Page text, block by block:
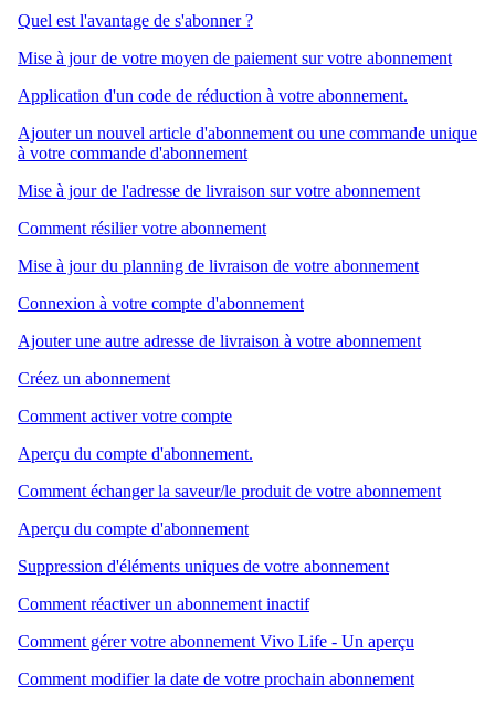
Quel est l'avantage de s'abonner ?
Mise à jour de votre moyen de paiement sur votre abonnement
Application d'un code de réduction à votre abonnement.
Ajouter un nouvel article d'abonnement ou une commande unique
à votre commande d'abonnement
Mise à jour de l'adresse de livraison sur votre abonnement
Comment résilier votre abonnement
Mise à jour du planning de livraison de votre abonnement
Connexion à votre compte d'abonnement
Ajouter une autre adresse de livraison à votre abonnement
Créez un abonnement
Comment activer votre compte
Aperçu du compte d'abonnement.
Comment échanger la saveur/le produit de votre abonnement
Aperçu du compte d'abonnement
Suppression d'éléments uniques de votre abonnement
Comment réactiver un abonnement inactif
Comment gérer votre abonnement Vivo Life - Un aperçu
Comment modifier la date de votre prochain abonnement